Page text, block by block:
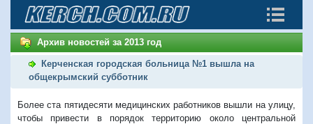
Архив новостей за 2013 год
Керченская городская больница №1 вышла на
общекрымский субботник
Более ста пятидесяти медицинских работников вышли на улицу,
чтобы привести в порядок территорию около центральной